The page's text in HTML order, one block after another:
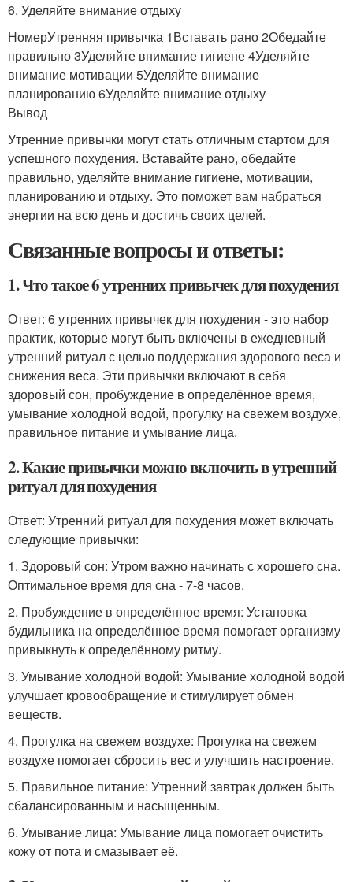
6. Уделяйте внимание отдыху
НомерУтренняя привычка 1Вставать рано 2Обедайте
правильно 3Уделяйте внимание гигиене 4Уделяйте
внимание мотивации 5Уделяйте внимание
планированию 6Уделяйте внимание отдыху
Вывод
Утренние привычки могут стать отличным стартом для
успешного похудения. Вставайте рано, обедайте
правильно, уделяйте внимание гигиене, мотивации,
планированию и отдыху. Это поможет вам набраться
энергии на всю день и достичь своих целей.
Связанные вопросы и ответы:
1. Что такое 6 утренних привычек для похудения
Ответ: 6 утренних привычек для похудения - это набор
практик, которые могут быть включены в ежедневный
утренний ритуал с целью поддержания здорового веса и
снижения веса. Эти привычки включают в себя
здоровый сон, пробуждение в определённое время,
умывание холодной водой, прогулку на свежем воздухе,
правильное питание и умывание лица.
2. Какие привычки можно включить в утренний
ритуал для похудения
Ответ: Утренний ритуал для похудения может включать
следующие привычки:
1. Здоровый сон: Утром важно начинать с хорошего сна.
Оптимальное время для сна - 7-8 часов.
2. Пробуждение в определённое время: Установка
будильника на определённое время помогает организму
привыкнуть к определённому ритму.
3. Умывание холодной водой: Умывание холодной водой
улучшает кровообращение и стимулирует обмен
веществ.
4. Прогулка на свежем воздухе: Прогулка на свежем
воздухе помогает сбросить вес и улучшить настроение.
5. Правильное питание: Утренний завтрак должен быть
сбалансированным и насыщенным.
6. Умывание лица: Умывание лица помогает очистить
кожу от пота и смазывает её.